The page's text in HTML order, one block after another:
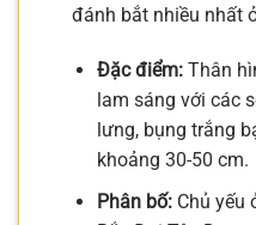
đánh bắt nhiều nhất
Đặc điểm:Thân
lam sáng với các
lưng, bụng trắng
khoảng 30-50 cm.
Phân bố:Chủ yếu